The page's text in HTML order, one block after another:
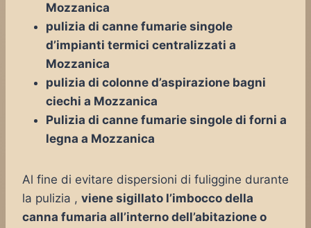
Mozzanica
pulizia di canne fumarie singole
d’impianti termici centralizzati a
Mozzanica
pulizia di colonne d’aspirazione bagni
ciechi a Mozzanica
Pulizia di canne fumarie singole di forni a
legna a Mozzanica
Al fine di evitare dispersioni di fuliggine durante
la pulizia , viene sigillato l’imbocco della
canna fumaria all’interno dell’abitazione o